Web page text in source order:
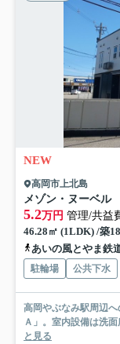
NEW
高岡市上北島
メゾン・ヌーベル
5.2万円 管理/共益
46.28㎡ (1LDK) /築
あいの風とやま鉄
駐輪場 公共下水
高岡やぶなみ駅周辺
Ａ」。室内設備は洗
と見る